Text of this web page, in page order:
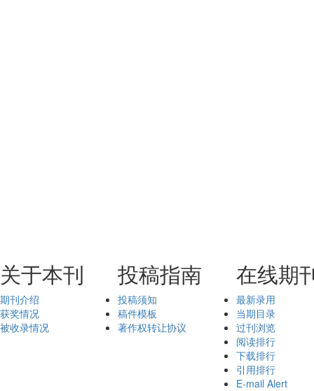
关于本刊
期刊介绍
获奖情况
被收录情况
投稿指南
投稿须知
稿件模板
著作权转让协议
在线期
最新录用
当期目录
过刊浏览
阅读排行
下载排行
引用排行
E-mail Alert